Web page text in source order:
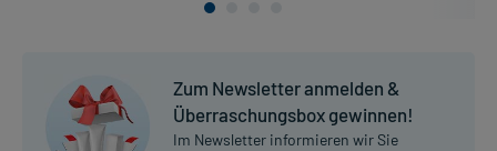
Zum Newsletter anmelden &
Überraschungsbox gewinnen!
Im Newsletter informieren wir Sie